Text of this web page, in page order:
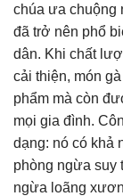
chúa ưa chuộng
đã trở nên phổ
dân. Khi chất
cải thiện, món
phẩm mà còn
mọi gia đình.
dạng: nó có khả
phòng ngừa suy
ngừa loãng